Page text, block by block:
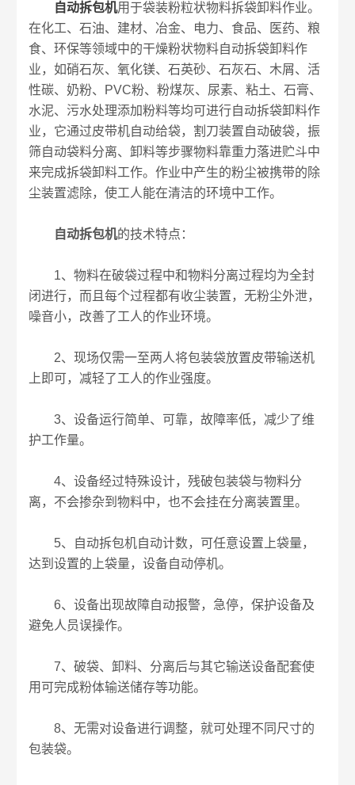
自动拆包机用于袋装粉粒状物料拆袋卸料作业。
在化工、石油、建材、冶金、电力、食品、医药、粮
食、环保等领域中的干燥粉状物料自动拆袋卸料作
业，如硝石灰、氧化镁、石英砂、石灰石、木屑、活
性碳、奶粉、PVC粉、粉煤灰、尿素、粘土、石膏、
水泥、污水处理添加粉料等均可进行自动拆袋卸料作
业，它通过皮带机自动给袋，割刀装置自动破袋，振
筛自动袋料分离、卸料等步骤物料靠重力落进贮斗中
来完成拆袋卸料工作。作业中产生的粉尘被携带的除
尘装置滤除，使工人能在清洁的环境中工作。
自动拆包机的技术特点：
1、物料在破袋过程中和物料分离过程均为全封
闭进行，而且每个过程都有收尘装置，无粉尘外泄，
噪音小，改善了工人的作业环境。
2、现场仅需一至两人将包装袋放置皮带输送机
上即可，减轻了工人的作业强度。
3、设备运行简单、可靠，故障率低，减少了维
护工作量。
4、设备经过特殊设计，残破包装袋与物料分
离，不会掺杂到物料中，也不会挂在分离装置里。
5、自动拆包机自动计数，可任意设置上袋量，
达到设置的上袋量，设备自动停机。
6、设备出现故障自动报警，急停，保护设备及
避免人员误操作。
7、破袋、卸料、分离后与其它输送设备配套使
用可完成粉体输送储存等功能。
8、无需对设备进行调整，就可处理不同尺寸的
包装袋。